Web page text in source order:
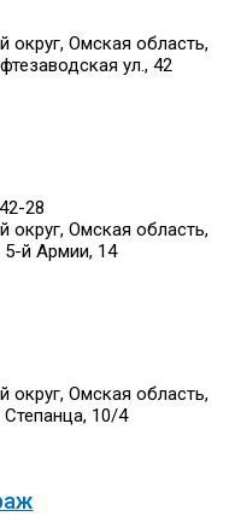
округ, Омская область,
ул., 42
28
округ, Омская область,
5-й Армии, 14
округ, Омская область,
10/4